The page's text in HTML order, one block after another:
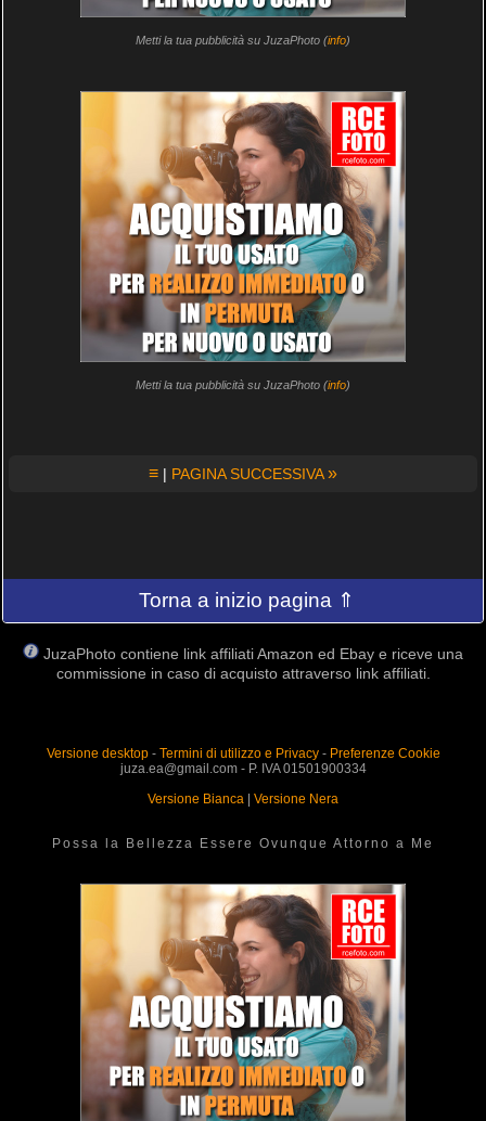
Metti la tua pubblicità su JuzaPhoto (info)
Metti la tua pubblicità su JuzaPhoto (info)
≡ | PAGINA SUCCESSIVA»
Torna a inizio pagina ⇑
JuzaPhoto contiene link affiliati Amazon ed Ebay e riceve una
commissione in caso di acquisto attraverso link affiliati.
Versione desktop- Termini di utilizzo e Privacy- Preferenze Cookie
juza.ea@gmail.com - P. IVA 01501900334
Versione Bianca
Versione Nera
Possa la Bellezza Essere Ovunque Attorno a Me